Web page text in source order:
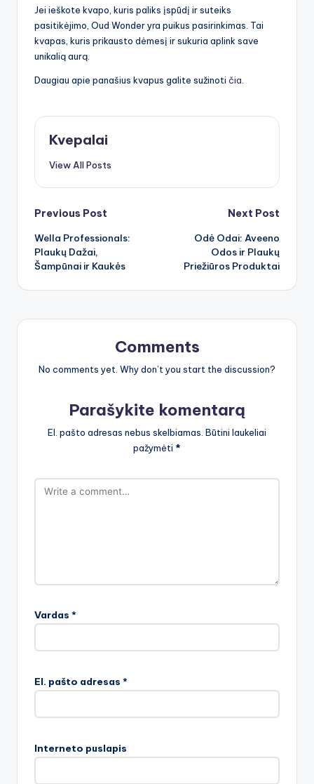
Jei ieškote kvapo, kuris paliks įspūdį ir suteiks
pasitikėjimo, Oud Wonder yra puikus pasirinkimas. Tai
kvapas, kuris prikausto dėmesį ir sukuria aplink save
unikalią aurą.
Daugiau apie panašius kvapus galite sužinoti čia
Kvepalai
View All Posts
Post
navigation
Previous Post
Wella Professionals:
Plaukų Dažai,
Šampūnai ir Kaukės
Next Post
Odė Odai: Aveeno
Odos ir Plaukų
Priežiūros Produktai
Comments
No comments yet. Why don’t you start the discussion?
Parašykite komentarą
El. pašto adresas nebus skelbiamas. Būtini laukeliai
pažymėti *
Vardas *
El. pašto adresas *
Interneto puslapis